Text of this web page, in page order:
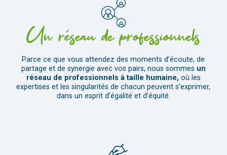
Un réseau de professionnels
Parce ce que vous attendez des moments d’écoute, de
partage et de synergie avec vos pairs, nous sommes un
réseau de professionnels à taille humaine, où les
expertises et les singularités de chacun peuvent s’exprimer,
dans un esprit d’égalité et d’équité.